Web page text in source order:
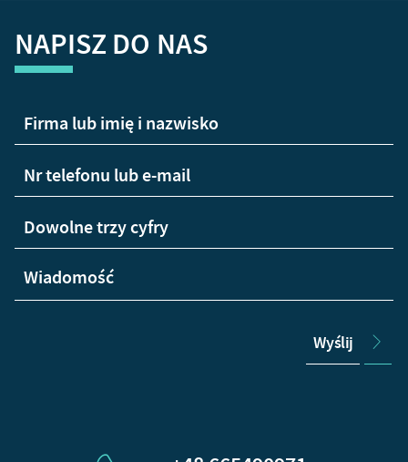
NAPISZ DO NAS
Wyślij